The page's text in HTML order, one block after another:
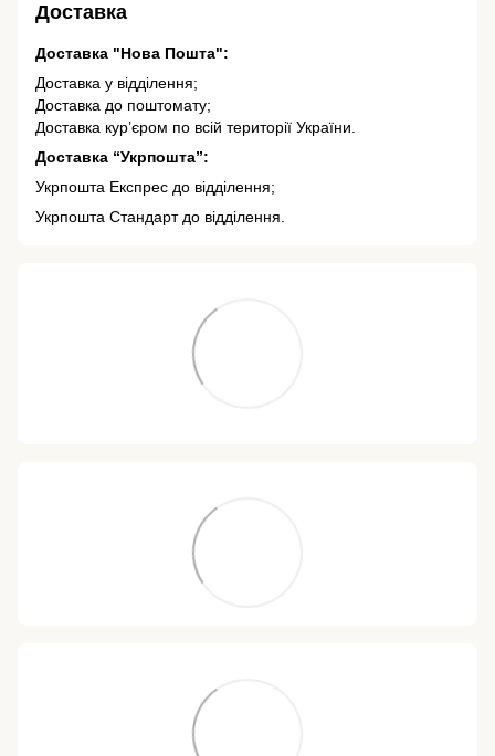
Доставка
Доставка "Нова Пошта":
Доставка у відділення;
Доставка до поштомату;
Доставка кур’єром по всій території України.
Доставка “Укрпошта”:
Укрпошта Експрес до відділення;
Укрпошта Стандарт до відділення.